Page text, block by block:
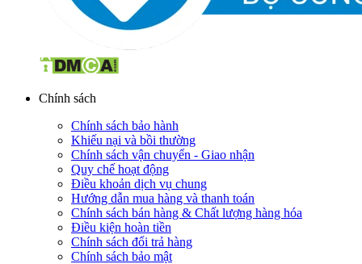
Chính sách
Chính sách bảo hành
Khiếu nại và bồi thường
Chính sách vận chuyển - Giao nhận
Quy chế hoạt động
Điều khoản dịch vụ chung
Hướng dẫn mua hàng và thanh toán
Chính sách bán hàng & Chất lượng hàng hóa
Điều kiện hoàn tiền
Chính sách đổi trả hàng
Chính sách bảo mật